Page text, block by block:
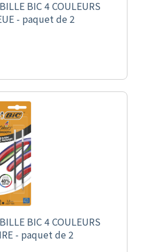
BIC 4 COULEURS
- paquet de 2
BIC 4 COULEURS
- paquet de 2